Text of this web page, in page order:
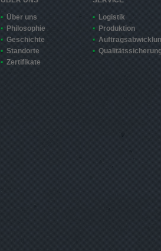
Über uns
Philosophie
Geschichte
Standorte
Zertifikate
Logistik
Produktion